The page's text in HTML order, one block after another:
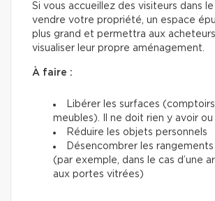
Si vous accueillez des visiteurs dans
vendre votre propriété, un espace
plus grand et permettra aux
visualiser leur propre aménagement.
À faire :
Libérer les surfaces
meubles). Il ne doit rien y avoir ou
Réduire les objets personnels
Désencombrer les rangements
(par exemple, dans le cas d’une
aux portes vitrées)